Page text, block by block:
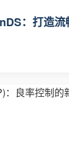
：打造